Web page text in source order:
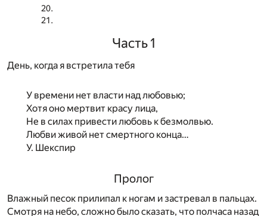
Часть 1
День, когда я встретила тебя
У времени нет власти над любовью;
Хотя оно мертвит красу лица,
Не в силах привести любовь к безмолвью.
Любви живой нет смертного конца…
У. Шекспир
Пролог
Влажный песок прилипал к ногам и застревал в пальцах.
Смотря на небо, сложно было сказать, что полчаса назад